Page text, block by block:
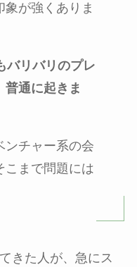
が強くありま
バリバリのプレ
普通に起きま
ンチャー系の会
こまで問題には
きた人が、急にス